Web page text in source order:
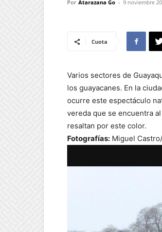
Por Atarazana Go - 9 noviembre
Cuota
Varios sectores de
los guayacanes. En la
ocurre este espectáculo
vereda que se encuentra
resaltan por este color.
Fotografías: Miguel